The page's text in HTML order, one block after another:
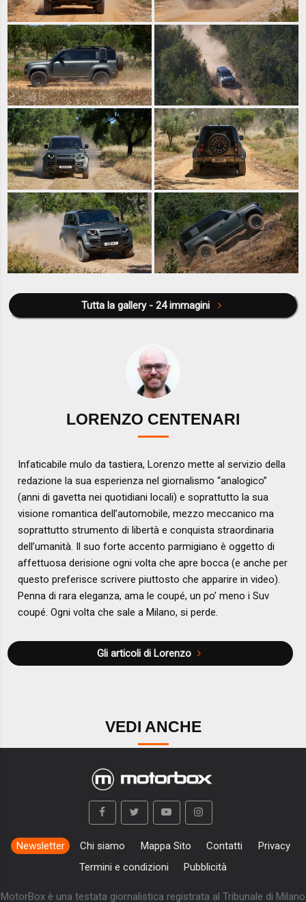
Tutta la gallery - 24 immagini
LORENZO CENTENARI
Infaticabile mulo da tastiera, Lorenzo mette al servizio della
redazione la sua esperienza nel giornalismo “analogico”
(anni di gavetta nei quotidiani locali) e soprattutto la sua
visione romantica dell’automobile, mezzo meccanico ma
soprattutto strumento di libertà e conquista straordinaria
dell’umanità. Il suo forte accento parmigiano è oggetto di
affettuosa derisione ogni volta che apre bocca (e anche per
questo preferisce scrivere piuttosto che apparire in video).
Penna di rara eleganza, ama le coupé, un po’ meno i Suv
coupé. Ogni volta che sale a Milano, si perde.
Gli articoli di Lorenzo
VEDI ANCHE
Newsletter Chi siamo Mappa Sito Contatti
Privacy
Termini e condizioni
Pubblicità
MotorBox è una testata giornalistica registrata al Tribunale di Milano